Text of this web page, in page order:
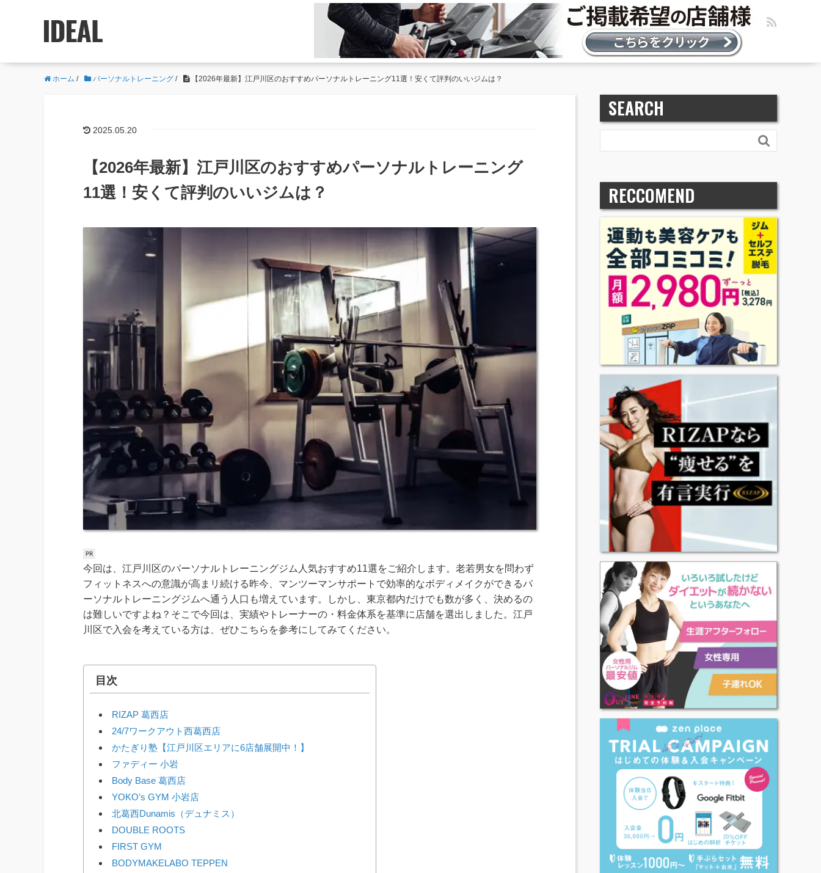
ホーム / パーソナルトレーニング / 【2026年最新】江戸川区のおすすめパーソナルトレーニング11選！安くて評判のいいジムは？
2025.05.20
【2026年最新】江戸川区のおすすめパーソナルトレーニング
11選！安くて評判のいいジムは？
今回は、江戸川区のパーソナルトレーニングジム人気おすすめ11選をご紹介します。老若男女を問わず
フィットネスへの意識が高まリ続ける昨今、マンツーマンサポートで効率的なボディメイクができるパ
ーソナルトレーニングジムへ通う人口も増えています。しかし、東京都内だけでも数が多く、決めるの
は難しいですよね？そこで今回は、実績やトレーナーの・料金体系を基準に店舗を選出しました。江戸
川区で入会を考えている方は、ぜひこちらを参考にしてみてください。
目次
RIZAP 葛西店
24/7ワークアウト西葛西店
かたぎり塾【江戸川区エリアに6店舗展開中！】
ファディー 小岩
Body Base 葛西店
YOKO’s GYM 小岩店
北葛西Dunamis（デュナミス）
DOUBLE ROOTS
FIRST GYM
BODYMAKELABO TEPPEN
SEARCH

RECCOMEND